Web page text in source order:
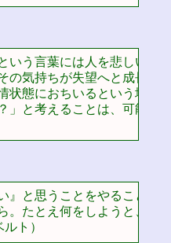
いう言葉には人を悲しい気
の気持ちが失望へと成長し
状態におちいるという場合
」と考えることは、可能性
』と思うことをやることだ
。たとえ何をしようと、ま
ト）